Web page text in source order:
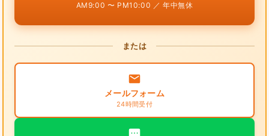
AM9:00 〜 PM10:00 ／ 年中無休
または
メールフォーム
24時間受付